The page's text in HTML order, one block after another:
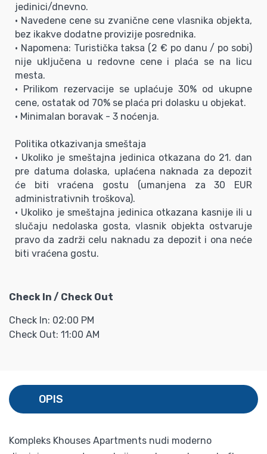
jedinici/dnevno.
• Navedene cene su zvanične cene vlasnika objekta,
bez ikakve dodatne provizije posrednika.
• Napomena: Turistička taksa (2 € po danu / po sobi)
nije uključena u redovne cene i plaća se na licu
mesta.
• Prilikom rezervacije se uplaćuje 30% od ukupne
cene, ostatak od 70% se plaća pri dolasku u objekat.
• Minimalan boravak - 3 noćenja.
Politika otkazivanja smeštaja
• Ukoliko je smeštajna jedinica otkazana do 21. dan
pre datuma dolaska, uplaćena naknada za depozit
će biti vraćena gostu (umanjena za 30 EUR
administrativnih troškova).
• Ukoliko je smeštajna jedinica otkazana kasnije ili u
slučaju nedolaska gosta, vlasnik objekta ostvaruje
pravo da zadrži celu naknadu za depozit i ona neće
biti vraćena gostu.
Check In / Check Out
Check In: 02:00 PM
Check Out: 11:00 AM
OPIS
Kompleks Khouses Apartments nudi moderno